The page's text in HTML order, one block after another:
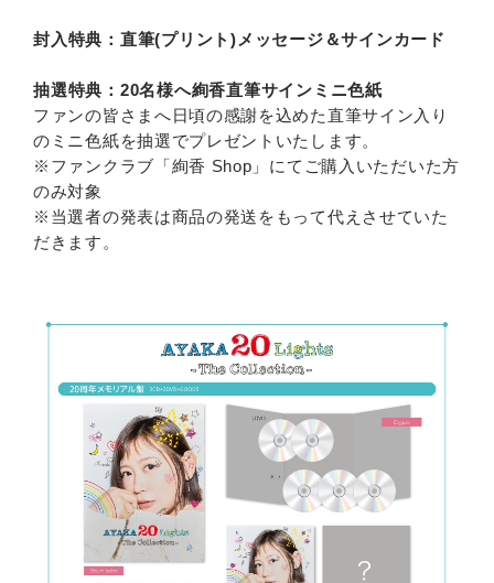
封入特典：直筆(プリント)メッセージ＆サインカード
抽選特典：20名様へ絢香直筆サインミニ色紙
ファンの皆さまへ日頃の感謝を込めた直筆サイン入り
のミニ色紙を抽選でプレゼントいたします。
※ファンクラブ「絢香 Shop」にてご購入いただいた方
のみ対象
※当選者の発表は商品の発送をもって代えさせていた
だきます。